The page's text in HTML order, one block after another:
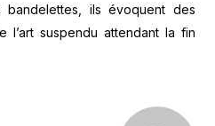
ils évoquent des
l’art suspendu attendant la fin